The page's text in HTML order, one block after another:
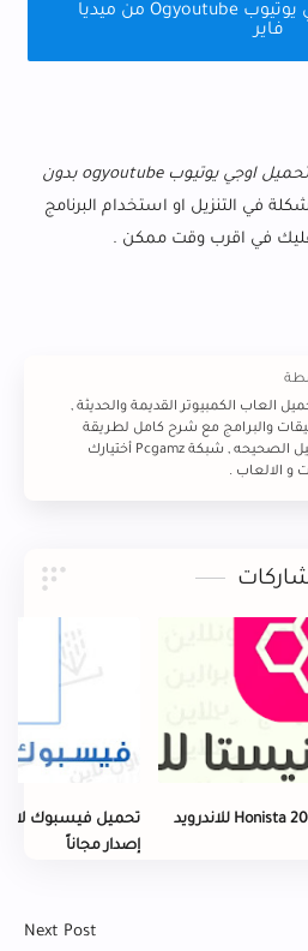
تحميل برنامج اوجي يوتيوب Ogyoutube من ميديا
فاير
تحميل اوجي يوتيوب ogyoutube بدون
في التنزيل او استخدام البرنامج
عليك في اقرب وقت ممكن .
و الالعاب .